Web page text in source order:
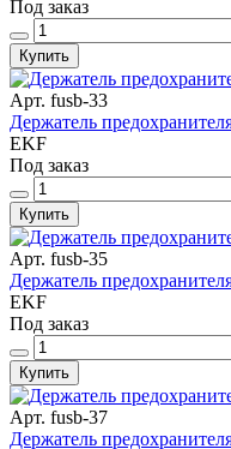
Под заказ
Купить
Арт. fusb-33
Держатель
EKF
Под заказ
Купить
Арт. fusb-35
Держатель
EKF
Под заказ
Купить
Арт. fusb-37
Держатель